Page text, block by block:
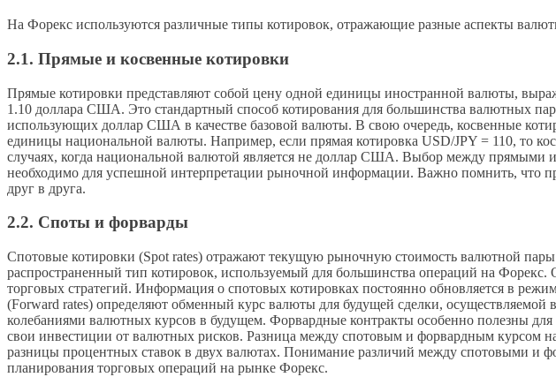
На Форекс используются различные типы котировок, отражающие разные аспекты
2.1. Прямые и косвенные котировки
Прямые котировки представляют собой цену одной единицы иностранной валюты,
1.10 доллара США. Это стандартный способ котирования для большинства валютных
использующих доллар США в качестве базовой валюты. В свою очередь, косвенные
единицы национальной валюты. Например, если прямая котировка USD/JPY = 110, то
случаях, когда национальной валютой является не доллар США. Выбор между прямыми
необходимо для успешной интерпретации рыночной информации. Важно помнить, что
друг в друга.
2.2. Споты и форварды
Спотовые котировки (Spot rates) отражают текущую рыночную стоимость валютной
распространенный тип котировок, используемый для большинства операций на
торговых стратегий. Информация о спотовых котировках постоянно обновляется в
(Forward rates) определяют обменный курс валюты для будущей сделки, осуществляемой
колебаниями валютных курсов в будущем. Форвардные контракты особенно полезны
свои инвестиции от валютных рисков. Разница между спотовым и форвардным курсом
разницы процентных ставок в двух валютах. Понимание различий между спотовыми и
планирования торговых операций на рынке Форекс.